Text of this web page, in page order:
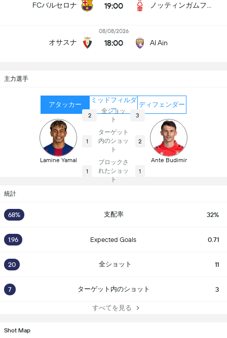
FCバルセロナ 19:00
オサスナ
08/08/2026
18:00 Al Ain
主力選手
アタッカー
ミッドフィルダ
ー
ディフェンダー
Lamine Yamal
2
全ショッ
ト
3
1
ターゲット
内のショッ
ト
2
1
ブロックさ
れたショッ
ト
1
Ante Budimir
統計
68% 支配率 32%
1.96 Expected Goals 0.71
20 全ショット 11
7 ターゲット内のショット 3
すべてを見る
Shot Map